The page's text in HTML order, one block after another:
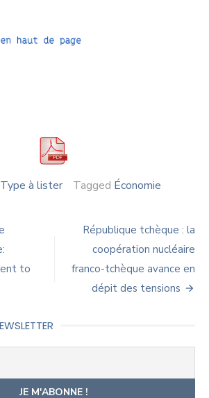
Type à lister Tagged Économie
to
République tchèque : la
coopération nucléaire
franco-tchèque avance en
dépit des tensions